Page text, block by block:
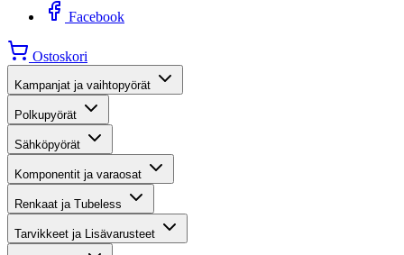
Facebook
Ostoskori
Kampanjat ja vaihtopyörät
Polkupyörät
Sähköpyörät
Komponentit ja varaosat
Renkaat ja Tubeless
Tarvikkeet ja Lisävarusteet